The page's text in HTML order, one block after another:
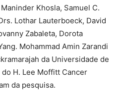
Khosla, Samuel C.
Lothar Lauterboeck, David
Zabaleta, Dorota
Mohammad Amin Zarandi
da Universidade de
H. Lee Moffitt Cancer
da pesquisa.